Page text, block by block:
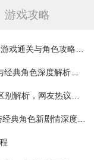
增添了丰富的互
游戏攻略